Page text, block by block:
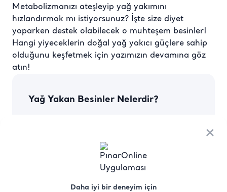
×
Daha iyi bir deneyim için
Metabolizmanızı ateşleyip yağ yakımını
hızlandırmak mı istiyorsunuz? İşte size diyet
yaparken destek olabilecek o muhteşem besinler!
Hangi yiyeceklerin doğal yağ yakıcı güçlere sahip
olduğunu keşfetmek için yazımızın devamına göz
atın!
Yağ Yakan Besinler Nelerdir?
hemen hemen herkesin hayalidir. Ne yazık ki
bunu gerçekleştirebilecek mucize bir besin henüz
bulunmuş değil. Bununla birlikte yağ yakımına